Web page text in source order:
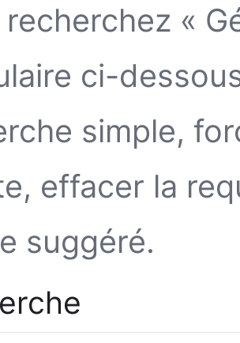
recherchez «
ci-
simple,
effacer la
suggéré.